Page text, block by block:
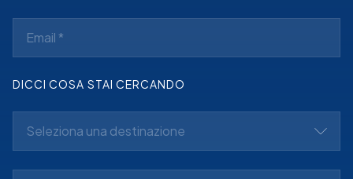
DICCI COSA STAI CERCANDO
Seleziona una destinazione